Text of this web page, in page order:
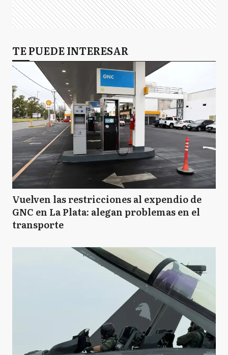
TE PUEDE INTERESAR
Vuelven las restricciones al expendio de
GNC en La Plata: alegan problemas en el
transporte